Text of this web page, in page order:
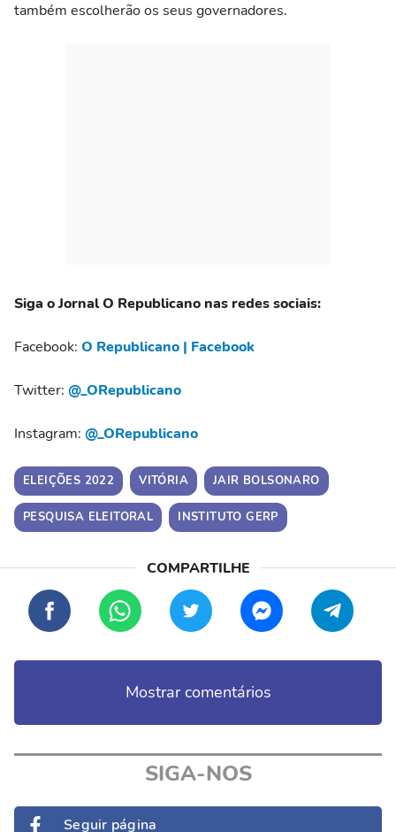
também escolherão os seus governadores.
Siga o Jornal O Republicano nas redes sociais:
Facebook: O Republicano | Facebook
Twitter: @_ORepublicano
Instagram: @_ORepublicano
ELEIÇÕES 2022 VITÓRIA JAIR BOLSONARO
PESQUISA ELEITORAL INSTITUTO GERP
Mostrar comentários
SIGA-NOS
Seguir página